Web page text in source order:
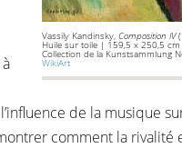
Vassily Kandinsky, Composition IV
Huile sur toile | 159,5 x 250,5 cm
Collection de la Kunstsammlung
WikiArt
de la musique
comment la